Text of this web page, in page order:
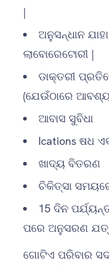
|
ଅନୁସନ୍ଧାନ
ଲାବୋରେଟୋରୀ |
ଡାକ୍ତରୀ
(ଯେଉଁଠାରେ
ଆବାସ ସୁବିଧା
Ications ଷଧ
ଖାଦ୍ୟ ବିତରଣ
ଚିକିତ୍ସା
15 ଦିନ
ପରେ ଅନୁସରଣ
ଗୋଟିଏ ପରିବାର